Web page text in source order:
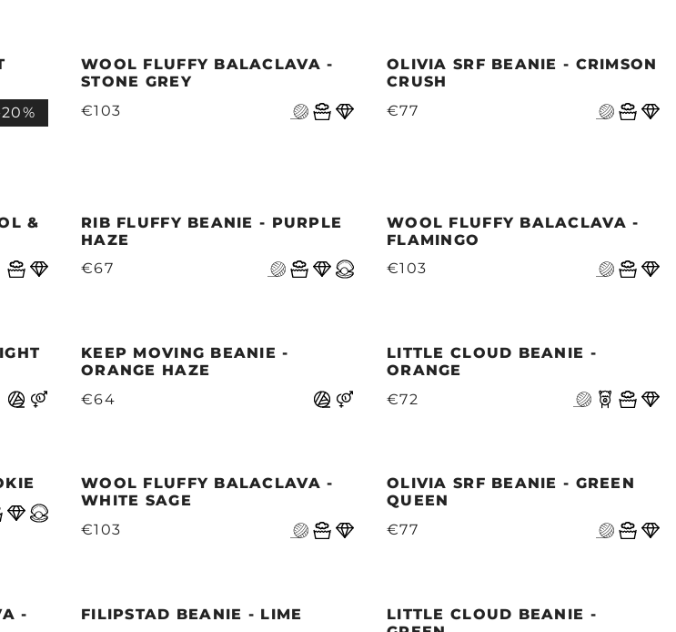
WOOL FLUFFY BALACLAVA -
STONE GREY
€103
OLIVIA SRF BEANIE - CRIMSON
CRUSH
€77
&
RIB FLUFFY BEANIE - PURPLE
HAZE
€67
WOOL FLUFFY BALACLAVA -
FLAMINGO
€103
KEEP MOVING BEANIE -
ORANGE HAZE
€64
LITTLE CLOUD BEANIE -
ORANGE
€72
WOOL FLUFFY BALACLAVA -
WHITE SAGE
€103
OLIVIA SRF BEANIE - GREEN
QUEEN
€77
-
FILIPSTAD BEANIE - LIME
LITTLE CLOUD BEANIE -